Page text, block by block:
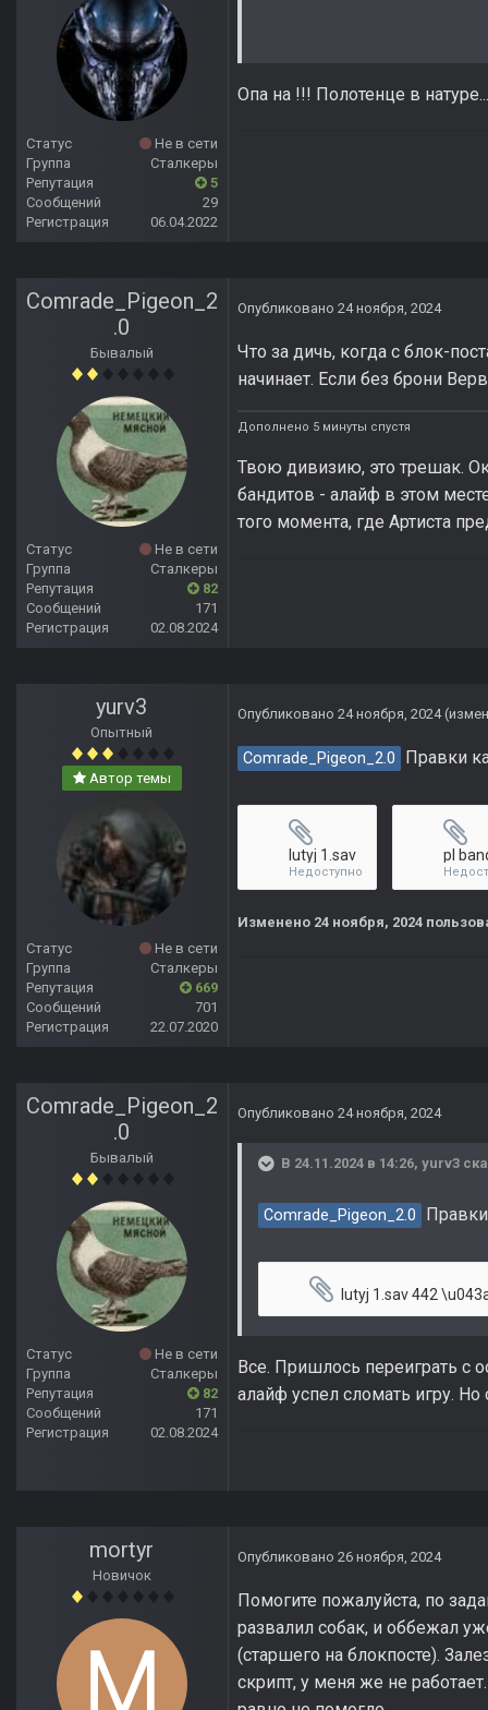
Статус
Не в сети
Группа
Сталкеры
Репутация
5
Сообщений
29
Регистрация
06.04.2022
Опа на !!! Полотенце в натуре...
Comrade_Pigeon_2
.0
Бывалый
Статус
Не в сети
Группа
Сталкеры
Репутация
82
Сообщений
171
Регистрация
02.08.2024
Опубликовано 24 ноября, 2024
Что за дичь, когда с блок-
начинает. Если без брони
Дополнено 5 минуты спустя
Твою дивизию, это трешак.
бандитов - алайф в этом
того момента, где Артиста
yurv3
Опытный
Автор темы
Статус
Не в сети
Группа
Сталкеры
Репутация
669
Сообщений
701
Регистрация
22.07.2020
Опубликовано 24 ноября, 2024
Comrade_Pigeon_2.0 Правки
lutyj 1.sav
Недоступно
pl
Изменено 24 ноября, 2024
Comrade_Pigeon_2
.0
Бывалый
Статус
Не в сети
Группа
Сталкеры
Репутация
82
Сообщений
171
Регистрация
02.08.2024
Опубликовано 24 ноября, 2024
В 24.11.2024 в 14:26, yurv3
Comrade_Pigeon_2.0
lutyj 1.sav442
Все. Пришлось переиграть с
алайф успел сломать игру. Но
mortyr
Новичок
Опубликовано 26 ноября, 2024
Помогите пожалуйста, по
развалил собак, и оббежал
(старшего на блокпосте).
скрипт, у меня же не